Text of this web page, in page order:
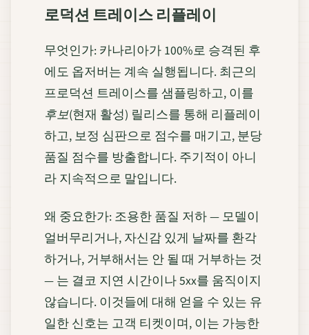
로덕션 트레이스 리플레이
무엇인가: 카나리아가 100%로 승격된 후
에도 옵저버는 계속 실행됩니다. 최근의
프로덕션 트레이스를 샘플링하고, 이를
후보(현재 활성) 릴리스를 통해 리플레이
하고, 보정 심판으로 점수를 매기고, 분당
품질 점수를 방출합니다. 주기적이 아니
라 지속적으로 말입니다.
왜 중요한가: 조용한 품질 저하 — 모델이
얼버무리거나, 자신감 있게 날짜를 환각
하거나, 거부해서는 안 될 때 거부하는 것
— 는 결코 지연 시간이나 5xx를 움직이지
않습니다. 이것들에 대해 얻을 수 있는 유
일한 신호는 고객 티켓이며, 이는 가능한